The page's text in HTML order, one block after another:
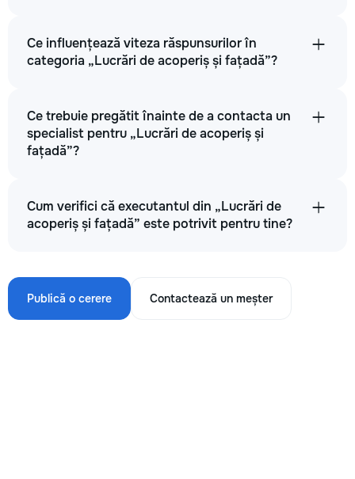
Ce influențează viteza răspunsurilor în
categoria „Lucrări de acoperiș și fațadă”?
Ce trebuie pregătit înainte de a contacta un
specialist pentru „Lucrări de acoperiș și
fațadă”?
Cum verifici că executantul din „Lucrări de
acoperiș și fațadă” este potrivit pentru tine?
Publică o cerere Contactează un meșter